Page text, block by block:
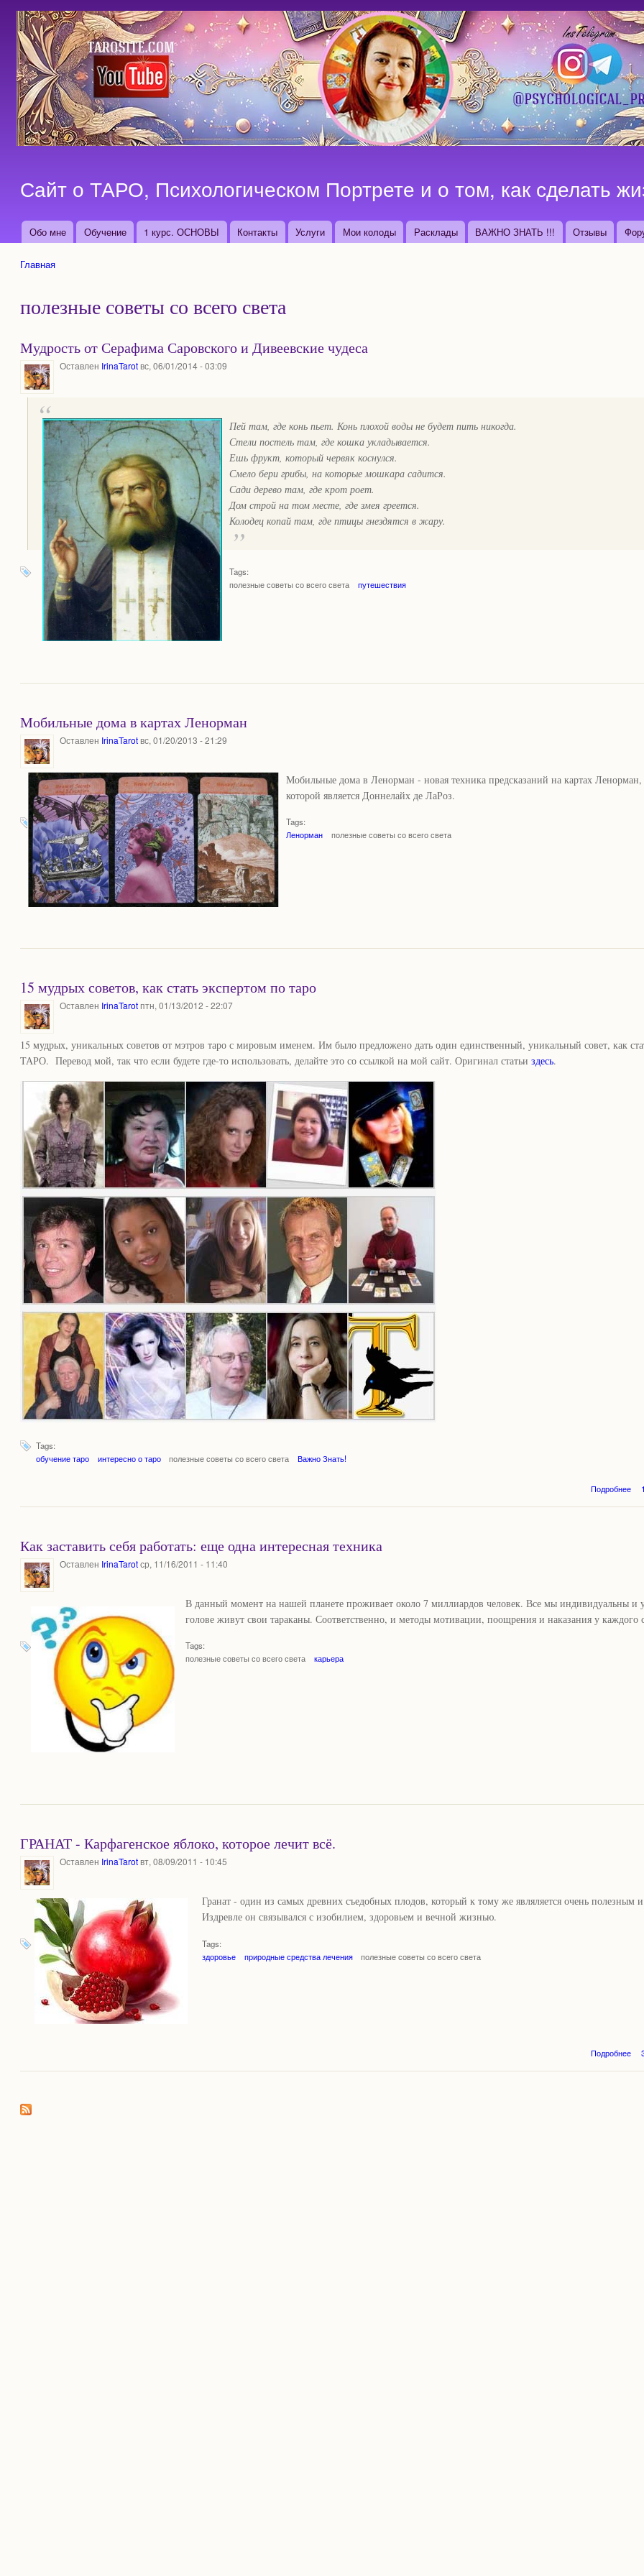
Перейти к
основному
содержанию
Сайт о ТАРО, Психологическом Портрете и о том, как сделать
Основные ссылки
Обо мне Обучение 1 курс. ОСНОВЫ Контакты Услуги Мои колоды Расклады ВАЖНО ЗНАТЬ !!! Отзывы
Главная
полезные советы со всего света
Мудрость от Серафима Саровского и Дивеевские чудеса
Оставлен IrinaTarotвс, 06/01/2014 - 03:09
Пей там, где конь пьет. Конь плохой воды не будет пить никогда.
Стели постель там, где кошка укладывается.
Ешь фрукт, который червяк коснулся.
Смело бери грибы, на которые мошкара садится.
Сади дерево там, где крот роет.
Дом строй на том месте, где змея греется.
Колодец копай там, где птицы гнездятся в жару.
Tags:
полезные советы со всего света
путешествия
Мобильные дома в картах Ленорман
Оставлен IrinaTarotвс, 01/20/2013 - 21:29
Мобильные дома в Ленорман - новая техника предсказаний на картах Ленорман,
которой является Доннелайх де ЛаРоз.
Tags:
Ленорман
полезные советы со всего света
15 мудрых советов, как стать экспертом по таро
Оставлен IrinaTarotптн, 01/13/2012 - 22:07
15 мудрых, уникальных советов от мэтров таро с мировым именем. Им было предложено дать один единственный, уникальный совет, как
ТАРО. Перевод мой, так что если будете где-то использовать, делайте это со ссылкой на мой сайт. Оригинал статьи здесь.
Tags:
обучение таро
интересно о таро полезные советы со всего света Важно Знать!
Подробнее
Как заставить себя работать: еще одна интересная техника
Оставлен IrinaTarotср, 11/16/2011 - 11:40
В данный момент на нашей планете проживает около 7 миллиардов человек. Все мы индивидуальны и
голове живут свои тараканы. Соответственно, и методы мотивации, поощрения и наказания у каждого
Tags:
полезные советы со всего света
карьера
ГРАНАТ - Карфагенское яблоко, которое лечит всё.
Оставлен IrinaTarotвт, 08/09/2011 - 10:45
Гранат - один из самых древних съедобных плодов, который к тому же являляется очень полезным
Издревле он связывался с изобилием, здоровьем и вечной жизнью.
Tags:
здоровье
природные средства лечения полезные советы со всего света
Подробнее